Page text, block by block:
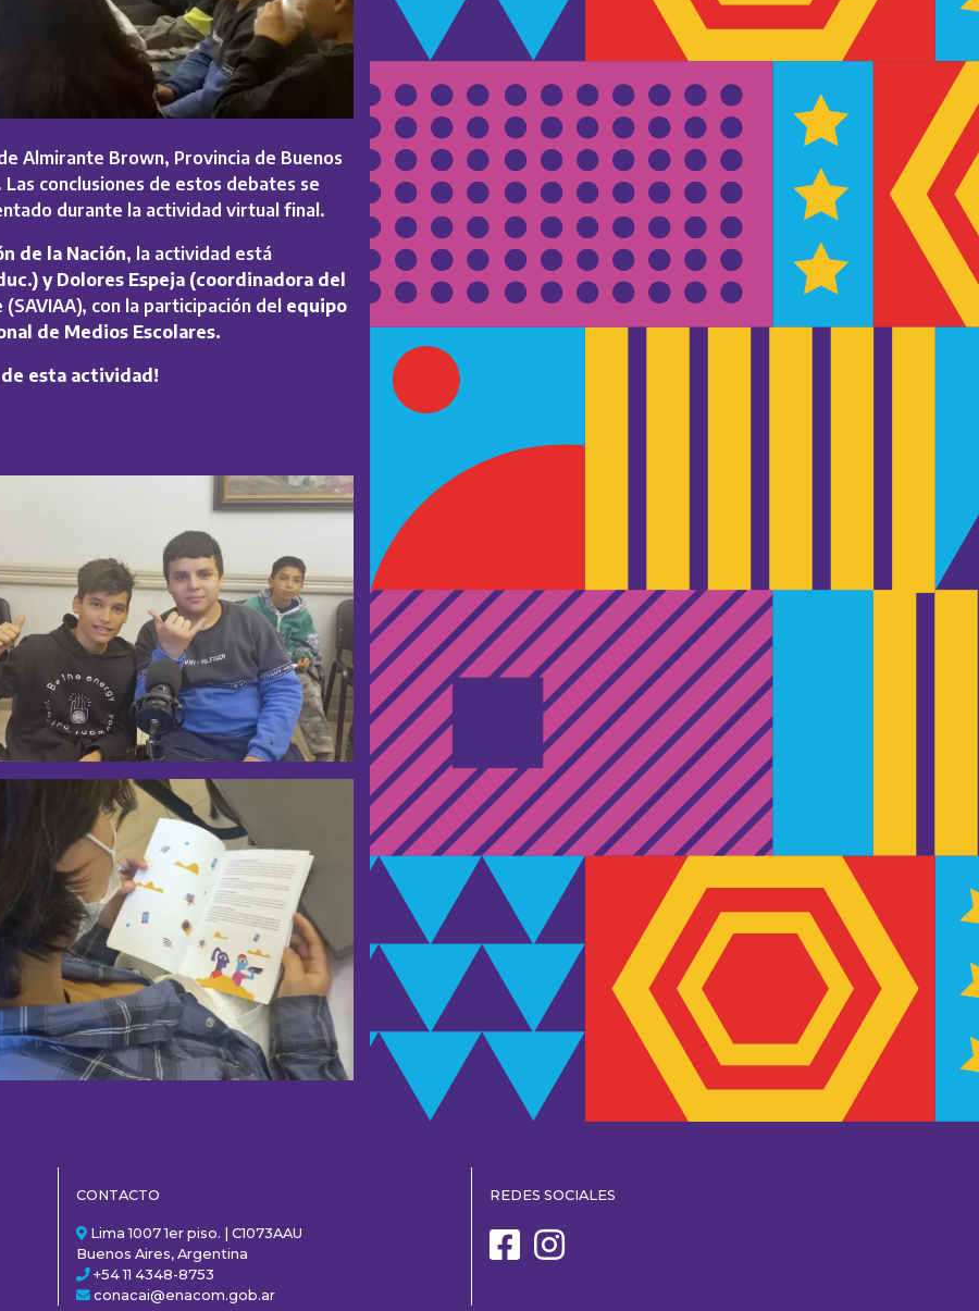
Almirante Brown, Provincia de Buenos
conclusiones de estos debates se
durante la actividad virtual final.
de la Nación, la actividad está
y Dolores Espeja (coordinadora del
con la participación del equipo
de Medios Escolares.
esta actividad!
CONTACTO
Lima 1007 1er piso. | C1073AAU
Buenos Aires, Argentina
+54 11 4348-8753
conacai@enacom.gob.ar
REDES SOCIALES